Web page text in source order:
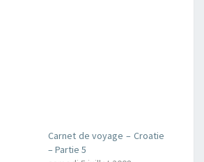
Carnet de voyage – Croatie
– Partie 5